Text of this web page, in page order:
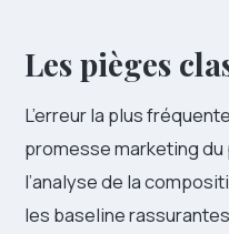
Les pièges
L’erreur la plus
promesse marketing
l’analyse de la
les baseline